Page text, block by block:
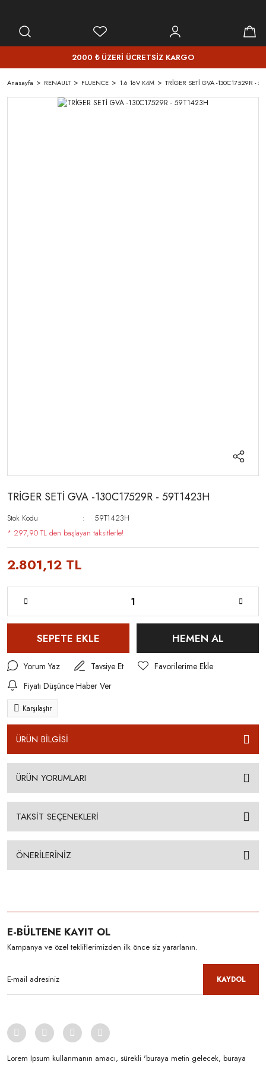
2000 ₺ ÜZERİ ÜCRETSİZ KARGO
Anasayfa RENAULT FLUENCE 1.6 16V K4M TRİGER SETİ GVA -130C17529R -
TRİGER SETİ GVA -130C17529R - 59T1423H
Stok Kodu
59T1423H
* 297,90 TL den başlayan taksitlerle!
2.801,12 TL
SEPETE EKLE HEMEN AL
Yorum Yaz
Tavsiye Et
Fiyatı Düşünce Haber Ver
Karşılaştır
ÜRÜN BİLGİSİ
ÜRÜN YORUMLARI
TAKSİT SEÇENEKLERİ
ÖNERİLERİNİZ
E-BÜLTENE KAYIT OL
Kampanya ve özel tekliflerimizden ilk önce siz yararlanın.
KAYDOL
Lorem Ipsum kullanmanın amacı, sürekli 'buraya metin gelecek, buraya